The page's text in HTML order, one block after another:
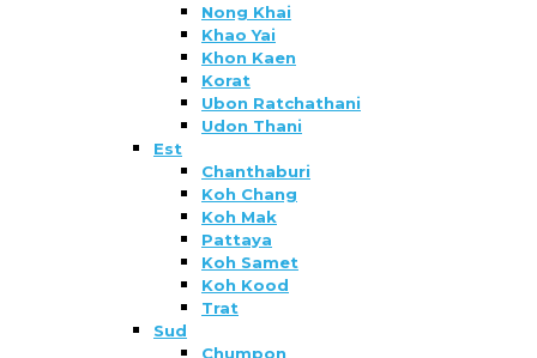
Nong Khai
Khao Yai
Khon Kaen
Korat
Ubon Ratchathani
Udon Thani
Est
Chanthaburi
Koh Chang
Koh Mak
Pattaya
Koh Samet
Koh Kood
Trat
Sud
Chumpon